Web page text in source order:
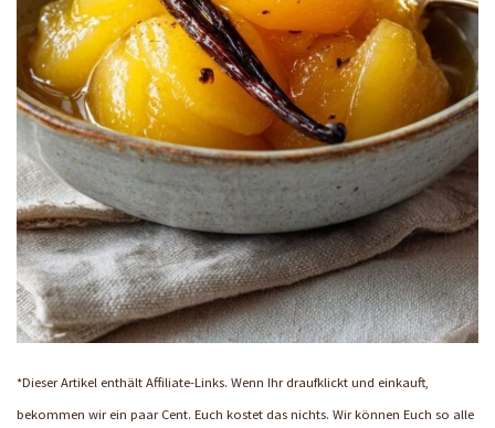
*Dieser Artikel enthält Affiliate-Links. Wenn Ihr draufklickt und einkauft,
bekommen wir ein paar Cent. Euch kostet das nichts. Wir können Euch so alle